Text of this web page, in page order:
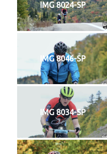
IMG 8024-SP
IMG 8046-SP
IMG 8034-SP